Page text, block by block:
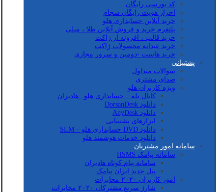
کد بورسی رایگان
احراز هویت رایگان سجام
خرید آنلاین حسابداری هلو
پلتفرم خرید و فروش آنلاین طلا ، میلی
خرید قالب ، افزونه از ژاکت
خرید عیدانه محصولات ژاکت
خرید هاست -دومین و سرور مجازی
پشتیبانی
سوالات متداول
صدای مشتری
ویژه کاربران هلو
کانال بله _ حسابداری هلو_ هادیران
دانلود DorsanDesk
دانلود AnyDesk
ابزارهای پشتیبانی
دانلود DVD حسابداری هلو – SLM
دانلود خدمات هوشمند هلو
سامانه امور مشتریان
سامانه پیامک HSMS
سامانه پیام کوتاه هادیران
پنل جدید ایران پیامک
امور کاربران ۲۰۲۰ مخابرات
شارژ سریع مشترکان ۲۰۲۰ مخابرات